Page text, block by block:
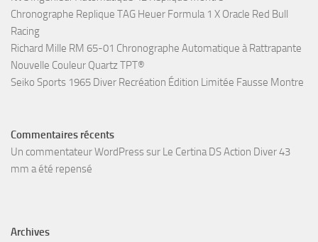
Chronographe Replique TAG Heuer Formula 1 X Oracle Red Bull
Racing
Richard Mille RM 65-01 Chronographe Automatique à Rattrapante
Nouvelle Couleur Quartz TPT®
Seiko Sports 1965 Diver Recréation Édition Limitée Fausse Montre
Commentaires récents
Un commentateur WordPresssur Le Certina DS Action Diver 43
mm a été repensé
Archives